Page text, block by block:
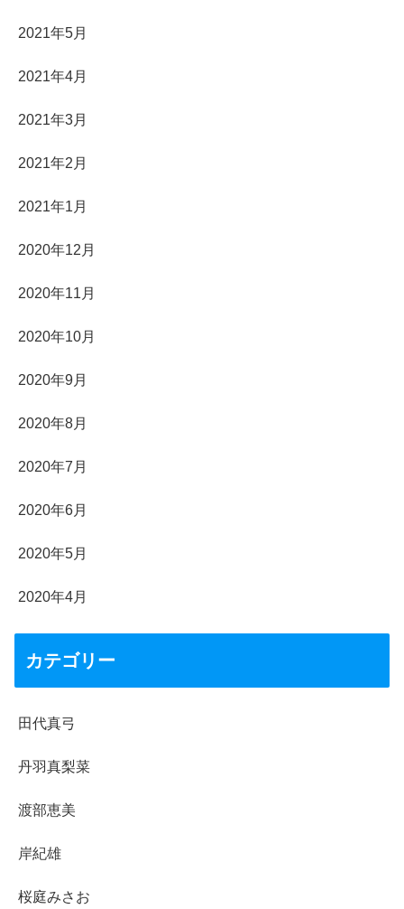
2021年5月
2021年4月
2021年3月
2021年2月
2021年1月
2020年12月
2020年11月
2020年10月
2020年9月
2020年8月
2020年7月
2020年6月
2020年5月
2020年4月
カテゴリー
田代真弓
丹羽真梨菜
渡部恵美
岸紀雄
桜庭みさお